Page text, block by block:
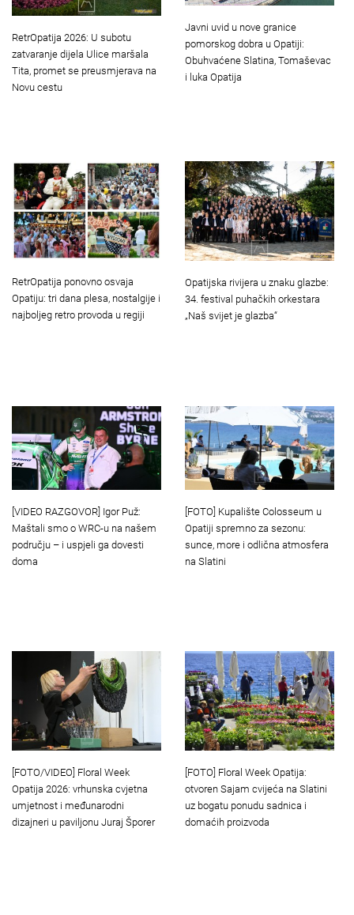
RetrOpatija 2026: U subotu
zatvaranje dijela Ulice maršala
Tita, promet se preusmjerava na
Novu cestu
Javni uvid u nove granice
pomorskog dobra u Opatiji:
Obuhvaćene Slatina, Tomaševac
i luka Opatija
RetrOpatija ponovno osvaja
Opatiju: tri dana plesa, nostalgije i
najboljeg retro provoda u regiji
Opatijska rivijera u znaku glazbe:
34. festival puhačkih orkestara
„Naš svijet je glazba“
[VIDEO RAZGOVOR] Igor Puž:
Maštali smo o WRC-u na našem
području – i uspjeli ga dovesti
doma
[FOTO] Kupalište Colosseum u
Opatiji spremno za sezonu:
sunce, more i odlična atmosfera
na Slatini
[FOTO/VIDEO] Floral Week
Opatija 2026: vrhunska cvjetna
umjetnost i međunarodni
dizajneri u paviljonu Juraj Šporer
[FOTO] Floral Week Opatija:
otvoren Sajam cvijeća na Slatini
uz bogatu ponudu sadnica i
domaćih proizvoda